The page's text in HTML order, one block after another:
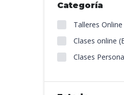
Categoría
Talleres Online
Clases online
Clases